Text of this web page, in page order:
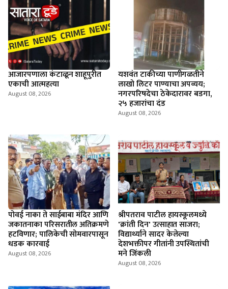
आजारपणाला कंटाळून शाहूपुरीत
एकाची आत्महत्या
August 08, 2026
यशवंत टाकीच्या पाणीगळतीने
लाखो लिटर पाण्याचा अपव्यय;
नगरपरिषदेचा ठेकेदारावर बडगा,
२५ हजारांचा दंड
August 08, 2026
पोवई नाका ते साईबाबा मंदिर आणि
जकातनाका परिसरातील अतिक्रमणे
हटविणार; पालिकेची सोमवारपासून
धडक कारवाई
August 08, 2026
श्रीपतराव पाटील हायस्कूलमध्ये
'क्रांती दिन' उत्साहात साजरा;
विद्यार्थ्याने सादर केलेल्या
देशभक्तीपर गीतांनी उपस्थितांची
मने जिंकली
August 08, 2026